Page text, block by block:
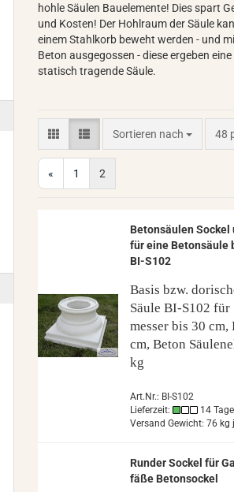
hohle Säulen Bauelemente! Dies spart
und Kosten! Der Hohlraum der Säule
einem Stahlkorb beweht werden - und
Beton ausgegossen - diese ergeben eine
statisch tragende Säule.
Sortieren nach
Sortieren nach 48
pro
« 1 2
Be­ton­säu­len
für eine Be­ton­säu­le
BI-​S102
Basis bzw.
Säule BI-​S102
mes­ser bis 30
cm, Beton
kg
Art.Nr.: BI-S102
Lieferzeit:
14 Tage
Versand Gewicht:76 kg
Run­der So­ckel für
fä­ße Be­ton­so­ckel